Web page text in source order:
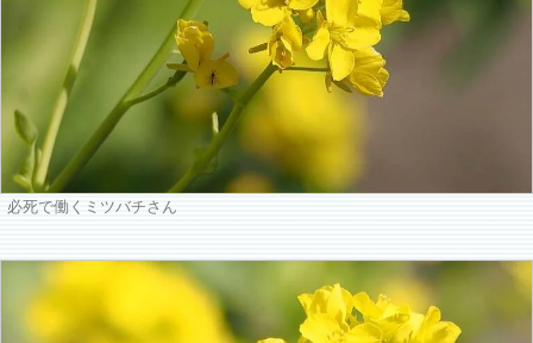
必死で働くミツバチさん